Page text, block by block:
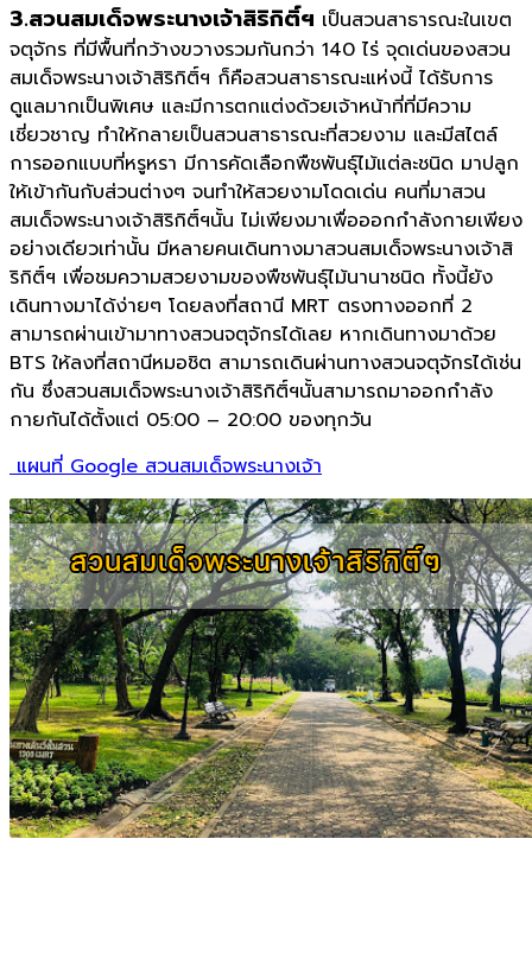
3.สวนสมเด็จพระนางเจ้าสิริกิติ์ฯ เป็นสวนสาธารณะในเขต
จตุจักร ที่มีพื้นที่กว้างขวางรวมกันกว่า 140 ไร่ จุดเด่นของสวน
สมเด็จพระนางเจ้าสิริกิติ์ฯ ก็คือสวนสาธารณะแห่งนี้ ได้รับการ
ดูแลมากเป็นพิเศษ และมีการตกแต่งด้วยเจ้าหน้าที่ที่มีความ
เชี่ยวชาญ ทำให้กลายเป็นสวนสาธารณะที่สวยงาม และมีสไตล์
การออกแบบที่หรูหรา มีการคัดเลือกพืชพันธุ์ไม้แต่ละชนิด มาปลูก
ให้เข้ากันกับส่วนต่างๆ จนทำให้สวยงามโดดเด่น คนที่มาสวน
สมเด็จพระนางเจ้าสิริกิติ์ฯนั้น ไม่เพียงมาเพื่อออกกำลังกายเพียง
อย่างเดียวเท่านั้น มีหลายคนเดินทางมาสวนสมเด็จพระนางเจ้าสิ
ริกิติ์ฯ เพื่อชมความสวยงามของพืชพันธุ์ไม้นานาชนิด ทั้งนี้ยัง
เดินทางมาได้ง่ายๆ โดยลงที่สถานี MRT ตรงทางออกที่ 2
สามารถผ่านเข้ามาทางสวนจตุจักรได้เลย หากเดินทางมาด้วย
BTS ให้ลงที่สถานีหมอชิต สามารถเดินผ่านทางสวนจตุจักรได้เช่น
กัน ซึ่งสวนสมเด็จพระนางเจ้าสิริกิติ์ฯนั้นสามารถมาออกกำลัง
กายกันได้ตั้งแต่ 05:00 – 20:00 ของทุกวัน
แผนที่ Google สวนสมเด็จพระนางเจ้า